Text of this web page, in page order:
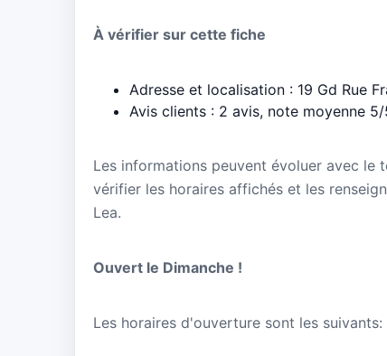
À vérifier sur cette fiche
Adresse et localisation : 19 Gd Rue
Avis clients : 2 avis, note moyenne 5/
Les informations peuvent évoluer avec le
vérifier les horaires affichés et les
Lea.
Ouvert le Dimanche !
Les horaires d'ouverture sont les suivants: